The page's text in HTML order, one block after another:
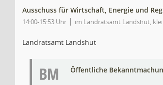
Ausschuss für Wirtschaft, Energie und
14:00-15:53 Uhr im Landratsamt Landshut,
Landratsamt Landshut
BM Öffentliche